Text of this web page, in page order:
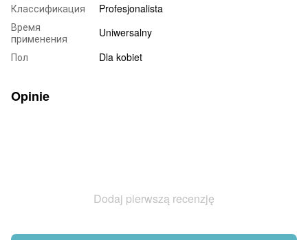
Классификация
Profesjonalista
Время
применения
Uniwersalny
Пол
Dla kobiet
Opinie
Dodaj pierwszą recenzję